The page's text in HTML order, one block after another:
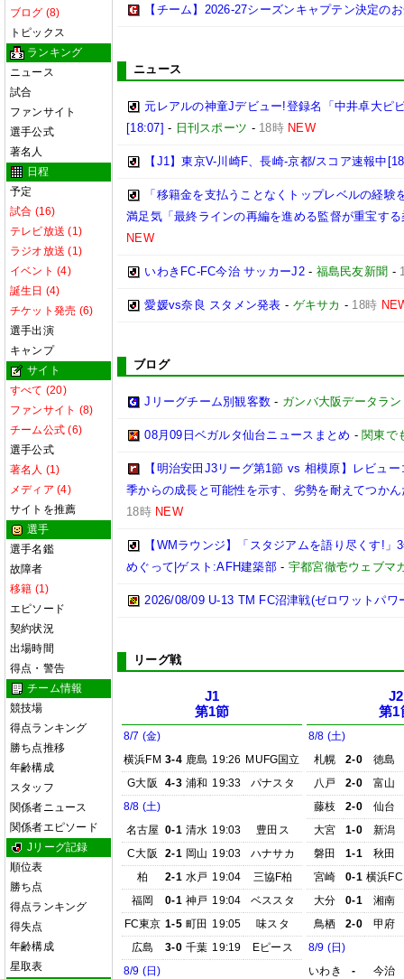
ブログ (8)
トピックス
ランキング
ニュース
試合
ファンサイト
選手公式
著名人
日程
予定
試合 (16)
テレビ放送 (1)
ラジオ放送 (1)
イベント (4)
誕生日 (4)
チケット発売 (6)
選手出演
キャンプ
サイト
すべて (20)
ファンサイト (8)
チーム公式 (6)
選手公式
著名人 (1)
メディア (4)
サイトを推薦
選手
選手名鑑
故障者
移籍 (1)
エピソード
契約状況
出場時間
得点・警告
チーム情報
競技場
得点ランキング
勝ち点推移
年齢構成
スタッフ
関係者ニュース
関係者エピソード
Jリーグ記録
順位表
勝ち点
得点ランキング
得失点
年齢構成
星取表
【チーム】2026-27シーズンキャプテン決定の
ニュース
元レアルの神童Jデビュー!登録名「中井卓大ピ
[18:07] - 日刊スポーツ - 18時 NEW
【J1】東京V-川崎F、長崎-京都/スコア速報中
「移籍金を支払うことなくトップレベルの経
満足気「最終ラインの再編を進める監督が重宝す
NEW
いわきFC-FC今治 サッカーJ2- 福島民友新聞 -
愛媛vs奈良 スタメン発表 - ゲキサカ - 18時
ブログ
Jリーグチーム別観客数 - ガンバ大阪データラ
08月09日ベガルタ仙台ニュースまとめ - 関東で
【明治安田J3リーグ第1節 vs 相模原】レビュ
季からの成長と可能性を示す、劣勢を耐えてつか
18時 NEW
【WMラウンジ】「スタジアムを語り尽くす!
めぐって|ゲスト:AFH建築部 - 宇都宮徹壱ウェブマ
2026/08/09 U-13 TM FC沼津戦(ゼロワットパワ
リーグ戦
J1
第1節
8/7 (金)
横浜FM 3-4 鹿島 19:26 MUFG国立
G大阪
4-3 浦和 19:33
パナスタ
8/8 (土)
名古屋 0-1 清水 19:03
豊田ス
C大阪
2-1 岡山 19:03
ハナサカ
柏
2-1 水戸 19:04
三協F柏
福岡
0-1 神戸 19:04
ベススタ
FC東京 1-5 町田 19:05
味スタ
広島
3-0 千葉 19:19
Eピース
8/9 (日)
J2
第1
8/8 (土)
札幌
2-0
徳島
八戸
2-0
富山
藤枝
2-0
仙台
大宮
1-0
新潟
磐田
1-1
秋田
宮崎
0-1 横浜FC
大分
0-1
湘南
鳥栖
2-0
甲府
8/9 (日)
いわき
-
今治